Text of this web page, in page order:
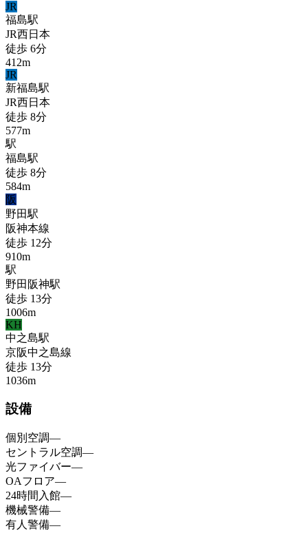
JR
福島駅
JR西日本
徒歩 6分
412m
JR
新福島駅
JR西日本
徒歩 8分
577m
駅
福島駅
徒歩 8分
584m
阪
野田駅
阪神本線
徒歩 12分
910m
駅
野田阪神駅
徒歩 13分
1006m
KH
中之島駅
京阪中之島線
徒歩 13分
1036m
設備
個別空調—
セントラル空調—
光ファイバー—
OAフロア—
24時間入館—
機械警備—
有人警備—